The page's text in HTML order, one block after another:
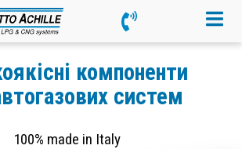
компоненти
систем
100% made in Italy